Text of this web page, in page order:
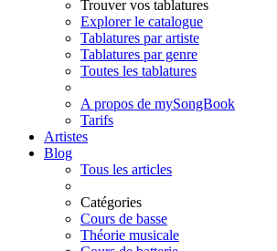
Trouver vos tablatures
Explorer le catalogue
Tablatures par artiste
Tablatures par genre
Toutes les tablatures
A propos de mySongBook
Tarifs
Artistes
Blog
Tous les articles
Catégories
Cours de basse
Théorie musicale